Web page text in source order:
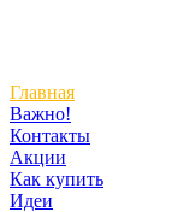
Главная
Важно!
Контакты
Акции
Как купить
Идеи